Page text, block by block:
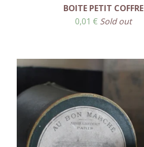
BOITE PETIT COFFRE
0,01 € Sold out